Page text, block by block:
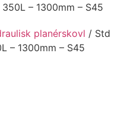
– 1300mm – S45
planérskovl / Std
– 1300mm – S45